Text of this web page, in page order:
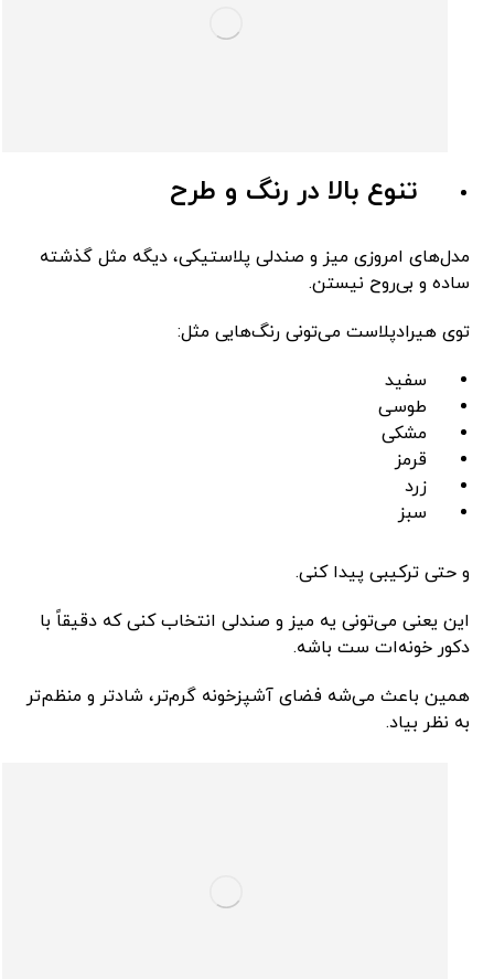
تنوع بالا در رنگ و طرح
مدل‌های امروزی میز و صندلی پلاستیکی، دیگه مثل گذشته
ساده و بی‌روح نیستن.
توی هیرادپلاست می‌تونی رنگ‌هایی مثل:
سفید
طوسی
مشکی
قرمز
زرد
سبز
و حتی ترکیبی پیدا کنی.
این یعنی می‌تونی یه میز و صندلی انتخاب کنی که دقیقاً با
دکور خونه‌ات ست باشه.
همین باعث می‌شه فضای آشپزخونه گرم‌تر، شادتر و منظم‌تر
به نظر بیاد.